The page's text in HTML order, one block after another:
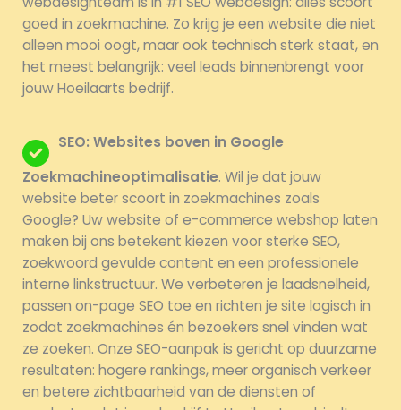
goed in zoekmachine. Zo krijg je een website die niet
alleen mooi oogt, maar ook technisch sterk staat, en
het meest belangrijk: veel leads binnenbrengt voor
jouw Hoeilaarts bedrijf.
SEO: Websites boven in Google
Zoekmachineoptimalisatie. Wil je dat jouw
website beter scoort in zoekmachines zoals
Google? Uw website of e-commerce webshop laten
maken bij ons betekent kiezen voor sterke SEO,
zoekwoord gevulde content en een professionele
interne linkstructuur. We verbeteren je laadsnelheid,
passen on-page SEO toe en richten je site logisch in
zodat zoekmachines én bezoekers snel vinden wat
ze zoeken. Onze SEO-aanpak is gericht op duurzame
resultaten: hogere rankings, meer organisch verkeer
en betere zichtbaarheid van de diensten of